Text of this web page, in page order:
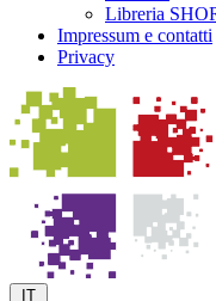
Libreria
Impressum e contatti
Privacy
IT